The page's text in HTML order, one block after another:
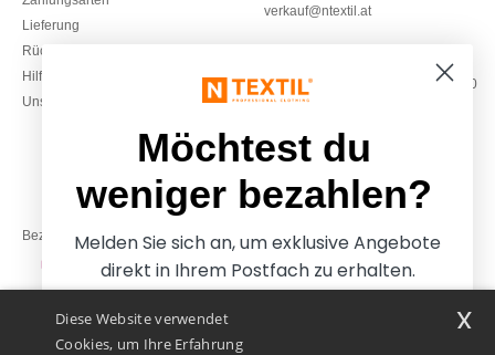
Lieferung
Rückerstattungen / Rückgaben
Hilfe & FAQs
Unsere Engagements
verkauf@ntextil.at
Montag – Donnerstag: 10:00–13:00
& 14:00–17:30
Freitag: 10:00–14:00
Bezahlung mit
Unsere Paketzusteller
Diese Website verwendet
Cookies, um Ihre Erfahrung
x
Möchtest du
weniger bezahlen?
Melden Sie sich an, um exklusive Angebote
direkt in Ihrem Postfach zu erhalten.